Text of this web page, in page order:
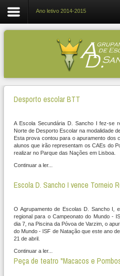
Ano letivo 2014-2015
Desporto escolar BTT
A Escola Secundária D. Sancho I fez-se
Norte de Desporto Escolar na modalidade
Esta prova contou para o apuramento dos
alunos que irão representam os CAEs do
realizar no Parque das Nações​ ​em Lisboa.
Continuar a ler...
Escola D. Sancho I vence Torneio
O Agrupamento de Escolas D. Sancho I,
regional para o Campeonato do Mundo -
dia 7, na Piscina da Póvoa de Varzim, o
do Mundo - ISF de Natação que este ano
21 de abril.
Continuar a ler...
Peça de teatro "Macacos e